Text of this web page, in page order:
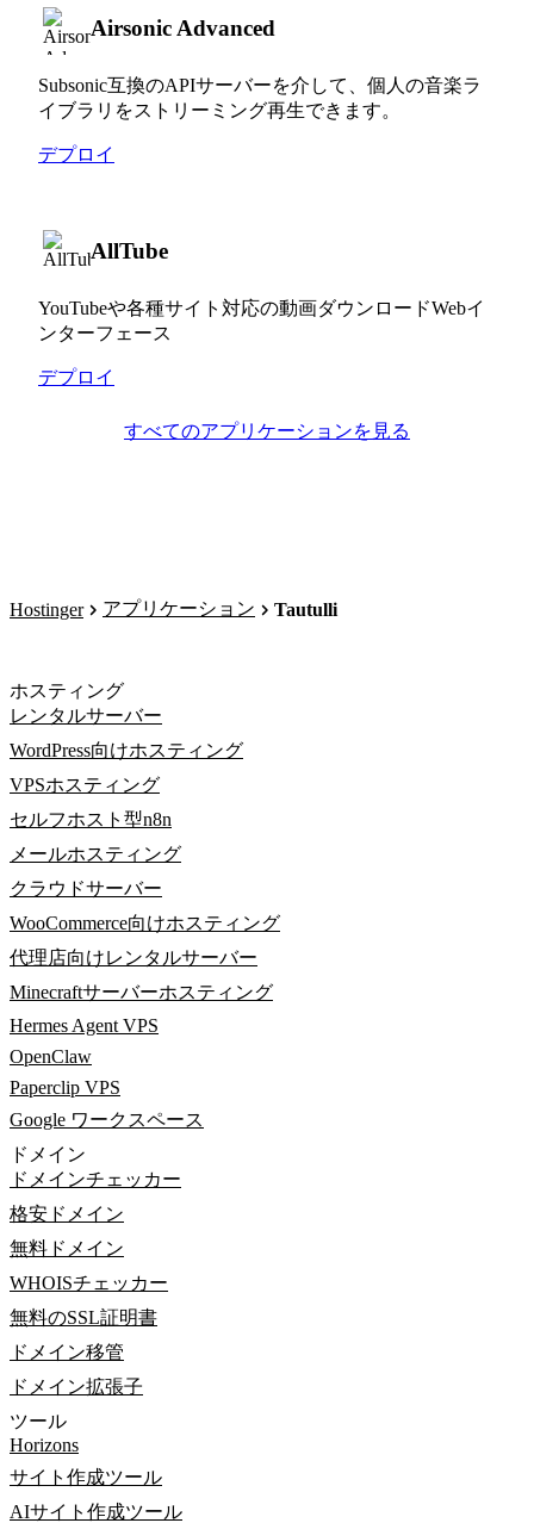
Airsonic Advanced
Subsonic互換のAPIサーバーを介して、個人の音楽ラ
イブラリをストリーミング再生できます。
デプロイ
AllTube
YouTubeや各種サイト対応の動画ダウンロードWebイ
ンターフェース
デプロイ
すべてのアプリケーションを見る
Hostinger アプリケーション Tautulli
ホスティング
レンタルサーバー
WordPress向けホスティング
VPSホスティング
セルフホスト型n8n
メールホスティング
クラウドサーバー
WooCommerce向けホスティング
代理店向けレンタルサーバー
Minecraftサーバーホスティング
Hermes Agent VPS
OpenClaw
Paperclip VPS
Google ワークスペース
ドメイン
ドメインチェッカー
格安ドメイン
無料ドメイン
WHOISチェッカー
無料のSSL証明書
ドメイン移管
ドメイン拡張子
ツール
Horizons
サイト作成ツール
AIサイト作成ツール